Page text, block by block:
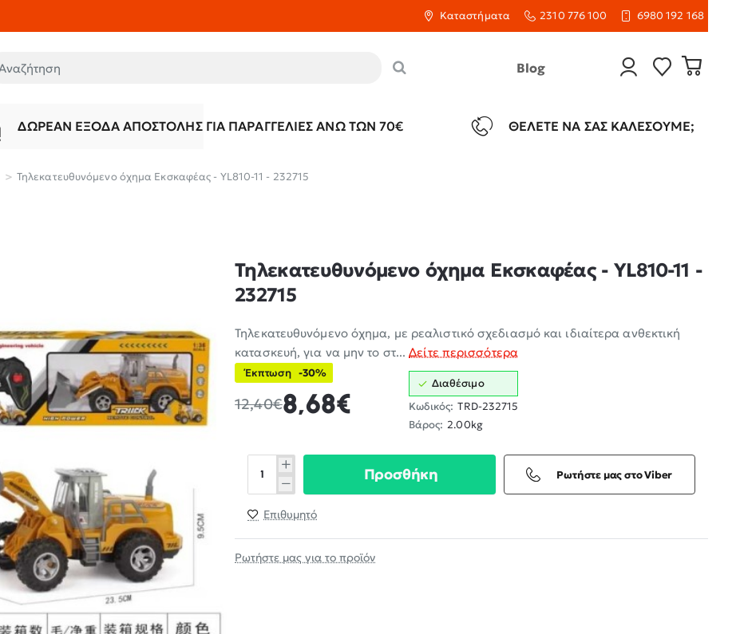
Καταστήματα 2310 776 100 6980 192 168
Blog
ΔΩΡΕΆΝ ΈΞΟΔΑ ΑΠΟΣΤΟΛΉΣ ΓΙΑ ΠΑΡΑΓΓΕΛΊΕΣ ΆΝΩ ΤΩΝ 70€ ΘΈΛΕΤΕ ΝΑ ΣΑΣ ΚΑΛΈΣΟΥΜΕ;
Τηλεκατευθυνόμενο όχημα Εκσκαφέας - YL810-11 - 232715
Τηλεκατευθυνόμενο όχημα Εκσκαφέας - YL810-11 -
232715
Τηλεκατευθυνόμενο όχημα, με ρεαλιστικό σχεδιασμό και ιδιαίτερα ανθεκτική
κατασκευή, για να μην το στ...Δείτε περισσότερα
Έκπτωση -30%
8,68€
12,40€
Διαθέσιμο
Κωδικός: TRD-232715
Βάρος: 2.00kg
Προσθήκη Ρωτήστε μας στο Viber
Επιθυμητό
Ρωτήστε μας για το προϊόν